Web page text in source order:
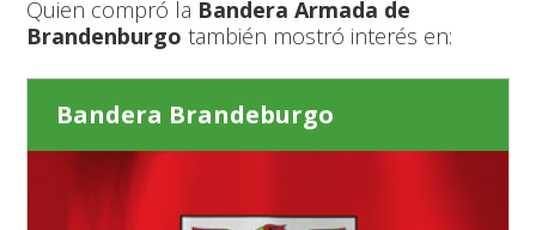
Quien compró la Bandera Armada de
Brandenburgo también mostró interés en:
Bandera Brandeburgo